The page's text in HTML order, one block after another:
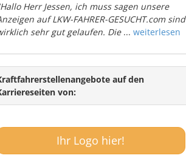
Herr Jessen, ich muss sagen unsere
auf LKW-FAHRER-GESUCHT.com sind
sehr gut gelaufen. Die... weiterlesen
auf den
von:
Ihr Logo hier!